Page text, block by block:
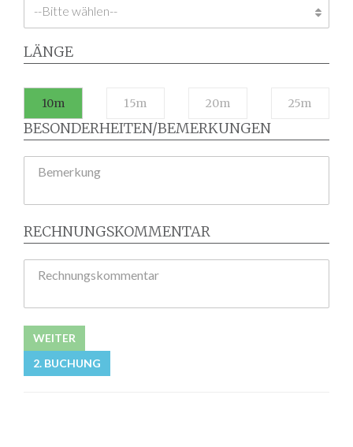
LÄNGE
10m 15m 20m 25m
BESONDERHEITEN/BEMERKUNGEN
Bemerkung
RECHNUNGSKOMMENTAR
Rechnungskommentar
WEITER
2. BUCHUNG